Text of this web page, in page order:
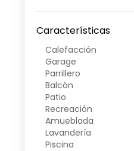
Características
Calefacción
Garage
Parrillero
Balcón
Patio
Recreación
Amueblada
Lavandería
Piscina